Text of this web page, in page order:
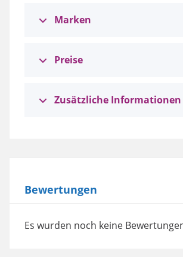
Marken
Preise
Zusätzliche Informationen
Bewertungen
Es wurden noch keine